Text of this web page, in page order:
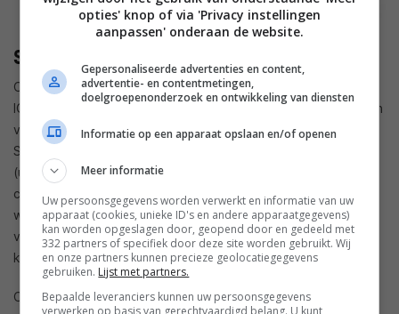
Specificaties Sharp Aquos R6
Ook de verdere specificaties lijken prima in orde met een Pro
IGZO oled-scherm van 6,6-inch (2.730 bij 1.260 pixels) en een
verversingssnelheid van 240Hz. Aan boord vinden we een
Snapdragon 888, 12 GB werkgeheugen en 128 GB
(uitbreidbaar) opslaggeheugen. De batterij heeft een
capaciteit van 5.000 mAh en het toestel is stof- en
waterdicht. Ontgrendelen kan via Face Unlock en een
vingerafdruksensor in het scherm. Ook is er een 3,5mm-
koptelefoonaansluiting. Het toestel draait op Android 11.
Of en wanneer de Sharp Aquos R6 ook naar Europa komt is
opties' knop of via 'Privacy instellingen
aanpassen' onderaan de website.
Gepersonaliseerde advertenties en content,
advertentie- en contentmetingen,
doelgroepenonderzoek en ontwikkeling van diensten
Informatie op een apparaat opslaan en/of openen
Meer informatie
Uw persoonsgegevens worden verwerkt en informatie van uw
apparaat (cookies, unieke ID's en andere apparaatgegevens)
kan worden opgeslagen door, geopend door en gedeeld met
332 partners of specifiek door deze site worden gebruikt. Wij
en onze partners kunnen precieze geolocatiegegevens
gebruiken. Lijst met partners.
Bepaalde leveranciers kunnen uw persoonsgegevens
verwerken op basis van gerechtvaardigd belang. U kunt